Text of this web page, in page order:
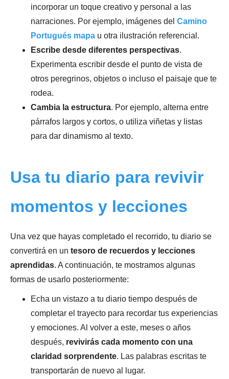
incorporar un toque creativo y personal a las
narraciones. Por ejemplo, imágenes del Camino
Portugués mapa u otra ilustración referencial.
Escribe desde diferentes perspectivas.
Experimenta escribir desde el punto de vista de
otros peregrinos, objetos o incluso el paisaje que te
rodea.
Cambia la estructura. Por ejemplo, alterna entre
párrafos largos y cortos, o utiliza viñetas y listas
para dar dinamismo al texto.
Usa tu diario para revivir
momentos y lecciones
Una vez que hayas completado el recorrido, tu diario se
convertirá en un tesoro de recuerdos y lecciones
aprendidas. A continuación, te mostramos algunas
formas de usarlo posteriormente:
Echa un vistazo a tu diario tiempo después de
completar el trayecto para recordar tus experiencias
y emociones. Al volver a este, meses o años
después, revivirás cada momento con una
claridad sorprendente. Las palabras escritas te
transportarán de nuevo al lugar.